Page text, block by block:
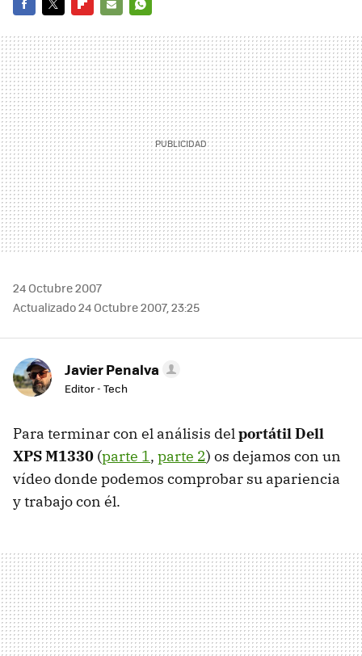
MAIL
24 Octubre 2007
Actualizado 24 Octubre 2007, 23:25
Javier Penalva
Editor - Tech
Para terminar con el análisis delportátil Dell
XPS M1330 (parte 1, parte 2) os dejamos con un
vídeo donde podemos comprobar su apariencia
y trabajo con él.